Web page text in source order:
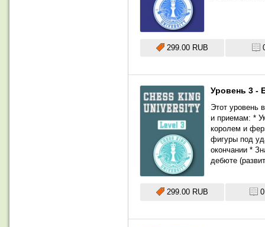
299.00 RUB
Уровень 3 -
Этот уровень
и приемам: *
королем и
фигуры под
окончании *
дебюте
299.00 RUB